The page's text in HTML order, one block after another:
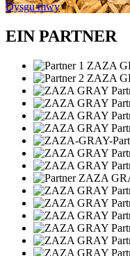
Dysgu mwy
EIN PARTNER